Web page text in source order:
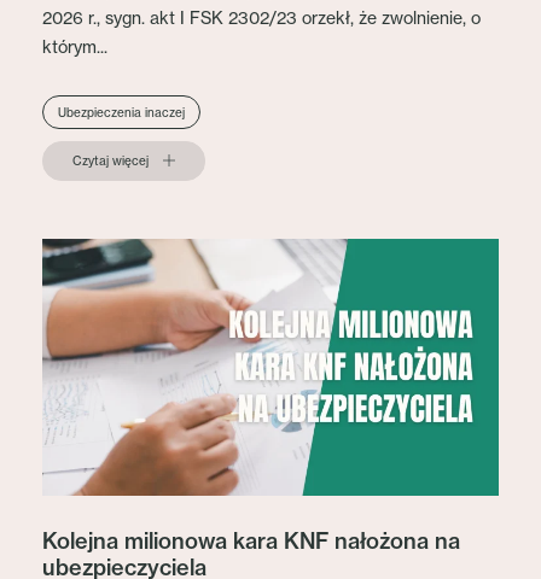
2026 r., sygn. akt I FSK 2302/23 orzekł, że zwolnienie, o
którym...
Ubezpieczenia inaczej
Czytaj więcej
Kolejna milionowa kara KNF nałożona na
ubezpieczyciela